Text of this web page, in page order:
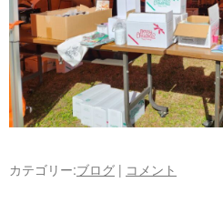
カテゴリー:ブログ | コメント